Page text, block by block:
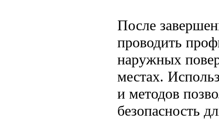
После
проводить
наружных
местах.
и методов
безопасность